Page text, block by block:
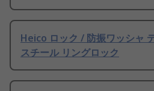
Heico ロック / 防振ワッシャ
スチール リングロック